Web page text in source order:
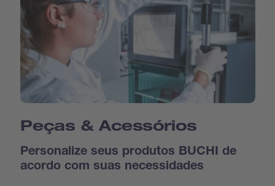
Peças & Acessórios
Personalize seus produtos BUCHI de
acordo com suas necessidades